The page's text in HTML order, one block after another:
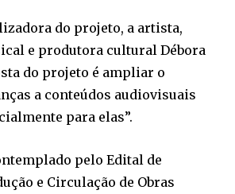
do projeto, a artista,
e produtora cultural Débora
do projeto é ampliar o
a conteúdos audiovisuais
para elas”.
pelo Edital de
e Circulação de Obras